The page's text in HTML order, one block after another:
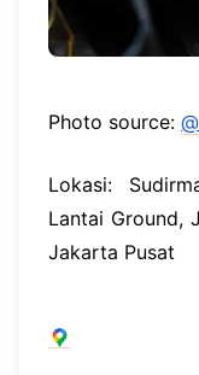
Photo source:
Lokasi:
Lantai Ground,
Jakarta Pusat